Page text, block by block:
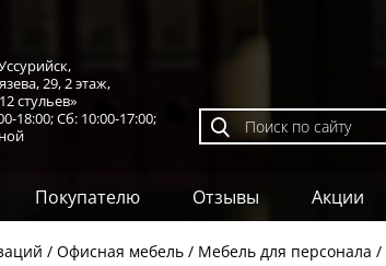
29,2 этаж,
стульев»
18:00;Сб: 10:00-17:00;
Покупателю Отзывы Акции
Офисная мебель Мебель для персонала